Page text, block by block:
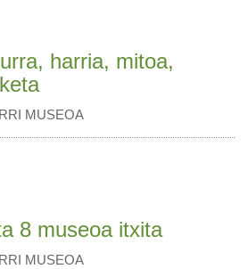
harria, mitoa,
MUSEOA
8 museoa itxita
MUSEOA